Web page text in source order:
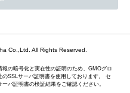
Co.,Ltd. All Rights Reserved.
報の暗号化と実在性の証明のため、GMOグロ
のSSLサーバ証明書を使用しております。 セ
バ証明書の検証結果をご確認ください。